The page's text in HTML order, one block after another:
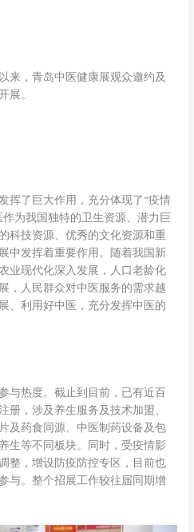
来，青岛中医健康展观众邀约及
展。
挥了巨大作用，充分体现了“疫情
为我国独特的卫生资源、潜力巨
科技资源、优秀的文化资源和重
中发挥着重要作用。随着我国新
业现代化深入发展，人口老龄化
，人民群众对中医服务的需求越
、利用好中医，充分发挥中医的
与热度。截止到目前，已有近百
册，涉及养生服务及技术加盟、
及药食同源、中医制药设备及包
生等不同板块。同时，受疫情影
整，增设防疫防控专区，目前也
与。整个招展工作较往届同期增